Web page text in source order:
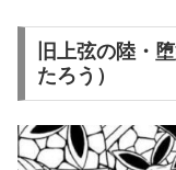
旧上弦の陸・
たろう）